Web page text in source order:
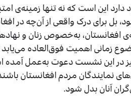
دارد این است که نه تنها زمینه‌ی
بل برای درک واقعی از آن‌چه در
افغانستان، به‌خصوص زنان و
زمانی اهمیت فوق‌العاده می‌یابد
نیز در این نشست دعوت به‌عمل
نمایندگان مردم افغانستان
آنان بدل شود.